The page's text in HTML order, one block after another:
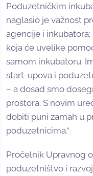
Poduzetničkim
naglasio je važnost
agencije i
koja će uvelike
samom inkubatoru.
start-upova i
– a dosad smo
prostora. S novim
dobiti puni zamah u
poduzetnicima.“
Pročelnik Upravnog
poduzetništvo i